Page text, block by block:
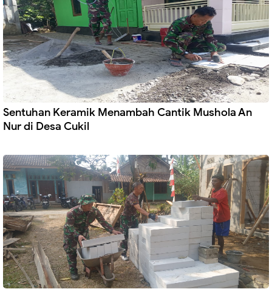
Sentuhan Keramik Menambah Cantik Mushola An
Nur di Desa Cukil